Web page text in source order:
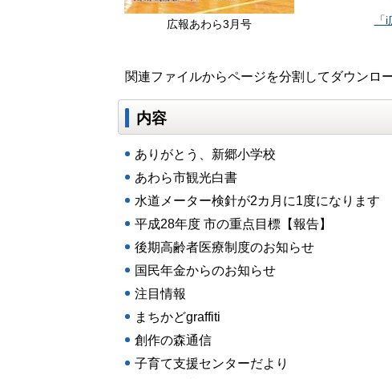
広報あわら3月号
関連ファイルからページを分割してダウンロ
内容
ありがとう、新郷小学校
あわら市観光白書
水道メーター検針が2カ月に1度になります
平成28年度 市の重点目標【報告】
後期高齢者医療制度のお知らせ
国民年金からのお知らせ
注目情報
まちかどgraffiti
創作の森通信
子育て支援センターだより